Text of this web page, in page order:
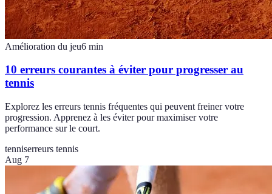
Amélioration du jeu6 min
10 erreurs courantes à éviter pour progresser au
tennis
Explorez les erreurs tennis fréquentes qui peuvent freiner votre
progression. Apprenez à les éviter pour maximiser votre
performance sur le court.
tenniserreurs tennis
Aug 7